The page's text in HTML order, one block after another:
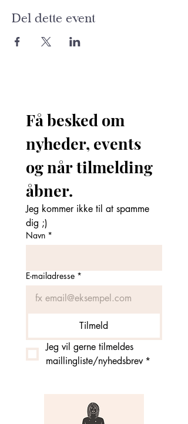
Del dette event
Få besked om
nyheder, events
og når tilmelding
Jeg kommer ikke til at spamme
dig ;)
Navn *
E-mailadresse *
Tilmeld
Jeg vil gerne tilmeldes
maillingliste/nyhedsbrev *